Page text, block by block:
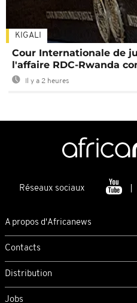
KIGALI
Cour Internationale de
l'affaire RDC-Rwanda
Il y a 2 heures
Réseaux sociaux
A propos d'Africanews
Contacts
Distribution
Jobs